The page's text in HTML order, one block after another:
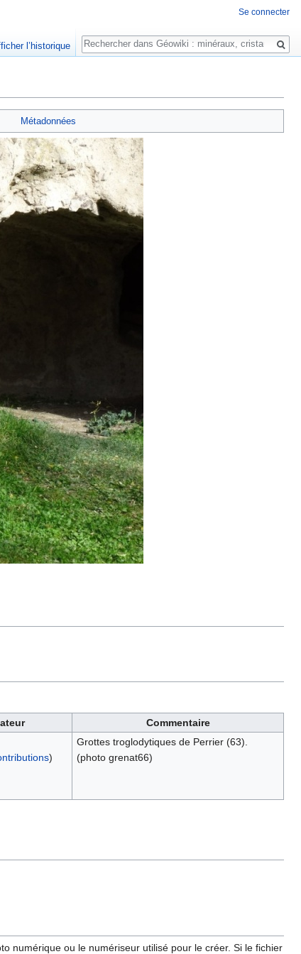
Métadonnées
Commentaire
)
Grottes troglodytiques de Perrier (63).
(photo grenat66)
numérique ou le numériseur utilisé pour le créer. Si le fichier
Se connecter
l’historique
Rechercher